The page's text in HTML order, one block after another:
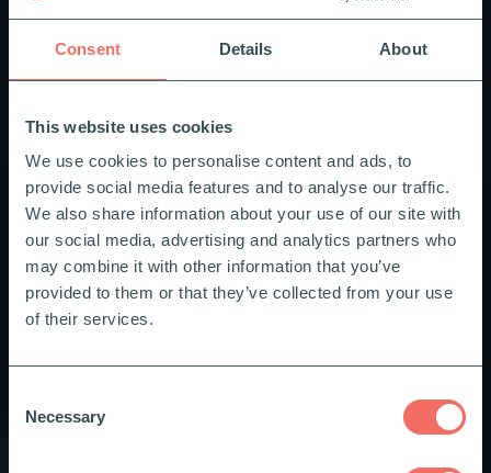
Consent Details About
This website uses cookies
We use cookies to personalise content and ads, to
provide social media features and to analyse our traffic.
We also share information about your use of our site with
our social media, advertising and analytics partners who
may combine it with other information that you’ve
provided to them or that they’ve collected from your use
of their services.
Selection
Necessary